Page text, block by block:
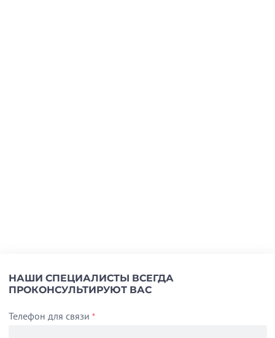
НАШИ СПЕЦИАЛИСТЫ ВСЕГДА
ПРОКОНСУЛЬТИРУЮТ ВАС
Телефон для связи *